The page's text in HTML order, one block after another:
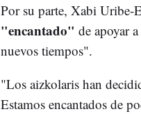
Por su parte, Xabi Uribe-
"encantado" de apoyar
nuevos tiempos".
"Los aizkolaris han
Estamos encantados de